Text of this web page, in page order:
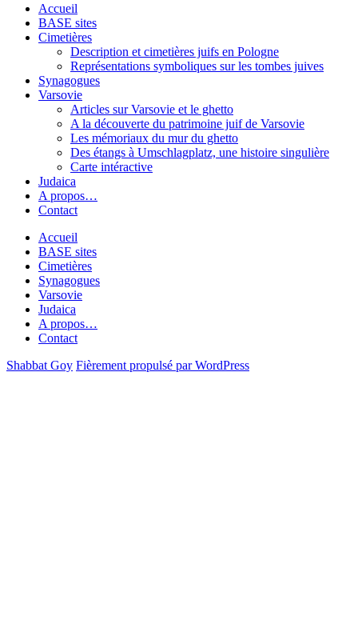
Accueil
BASE sites
Cimetières
Description et cimetières juifs en Pologne
Représentations symboliques sur les tombes juives
Synagogues
Varsovie
Articles sur Varsovie et le ghetto
A la découverte du patrimoine juif de Varsovie
Les mémoriaux du mur du ghetto
Des étangs à Umschlagplatz, une histoire singulière
Carte intéractive
Judaica
A propos…
Contact
Accueil
BASE sites
Cimetières
Synagogues
Varsovie
Judaica
A propos…
Contact
Shabbat Goy Fièrement propulsé par WordPress